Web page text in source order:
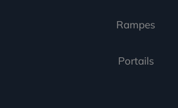
Rampes
Portails